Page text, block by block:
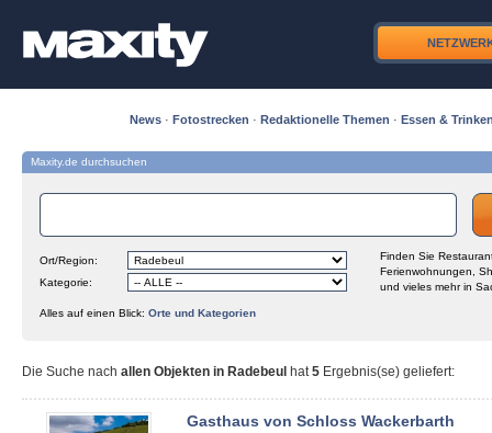
News · Fotostrecken · Redaktionelle Themen · Essen &
Maxity.de durchsuchen
Ort/Region:
Kategorie:
Finden Sie
Ferienwohnungen,
und vieles mehr in
Alles auf einen Blick: Orte und Kategorien
Die Suche nach allen Objekten in Radebeul hat5 Ergebnis(se) geliefert:
Gasthaus von Schloss Wackerbarth